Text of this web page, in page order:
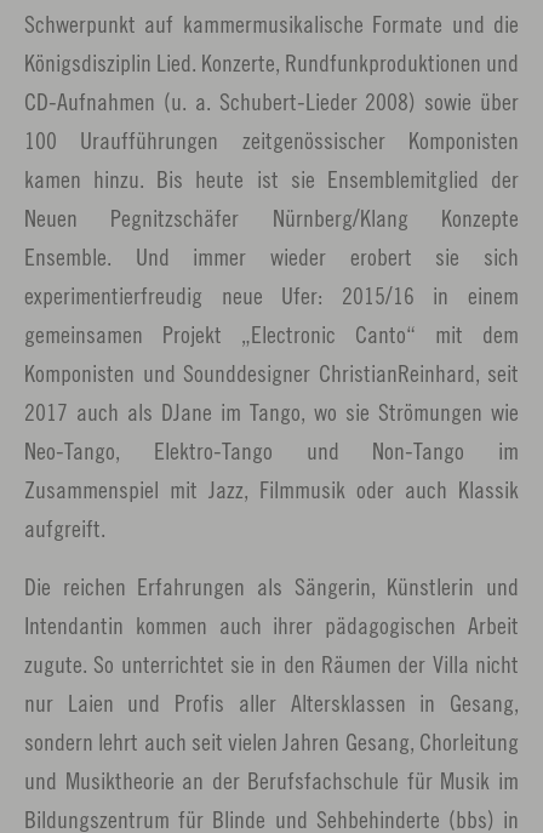
Schwerpunkt auf kammermusikalische Formate und die
Königsdisziplin Lied. Konzerte, Rundfunkproduktionen und
CD-Aufnahmen (u. a. Schubert-Lieder 2008) sowie über
100 Uraufführungen zeitgenössischer Komponisten
kamen hinzu. Bis heute ist sie Ensemblemitglied der
Neuen Pegnitzschäfer Nürnberg/Klang Konzepte
Ensemble. Und immer wieder erobert sie sich
experimentierfreudig neue Ufer: 2015/16 in einem
gemeinsamen Projekt „Electronic Canto“ mit dem
Komponisten und Sounddesigner ChristianReinhard, seit
2017 auch als DJane im Tango, wo sie Strömungen wie
Neo-Tango, Elektro-Tango und Non-Tango im
Zusammenspiel mit Jazz, Filmmusik oder auch Klassik
aufgreift.
Die reichen Erfahrungen als Sängerin, Künstlerin und
Intendantin kommen auch ihrer pädagogischen Arbeit
zugute. So unterrichtet sie in den Räumen der Villa nicht
nur Laien und Profis aller Altersklassen in Gesang,
sondern lehrt auch seit vielen Jahren Gesang, Chorleitung
und Musiktheorie an der Berufsfachschule für Musik im
Bildungszentrum für Blinde und Sehbehinderte (bbs) in